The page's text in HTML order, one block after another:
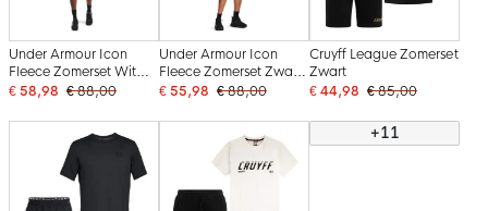
Under Armour Icon
Fleece Zomerset Wit
Zwart
€ 58,98 € 88,00
Under Armour Icon
Fleece Zomerset Zwart
Wit
€ 55,98 € 88,00
Cruyff League Zomerset
Zwart
€ 44,98 € 85,00
+11